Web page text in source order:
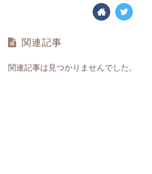
関連記事
関連記事は見つかりませんでした。